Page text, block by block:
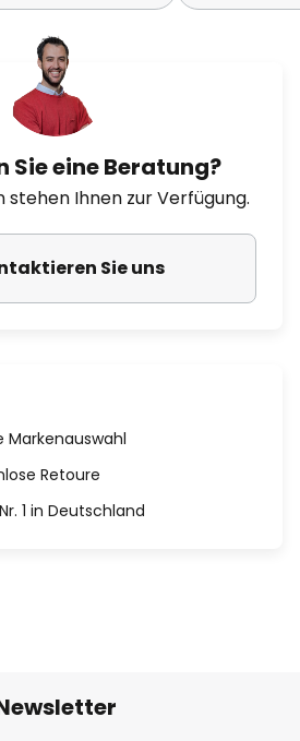
Sie eine Beratung?
stehen Ihnen zur Verfügung.
Sie uns
Markenauswahl
Retoure
1 in Deutschland